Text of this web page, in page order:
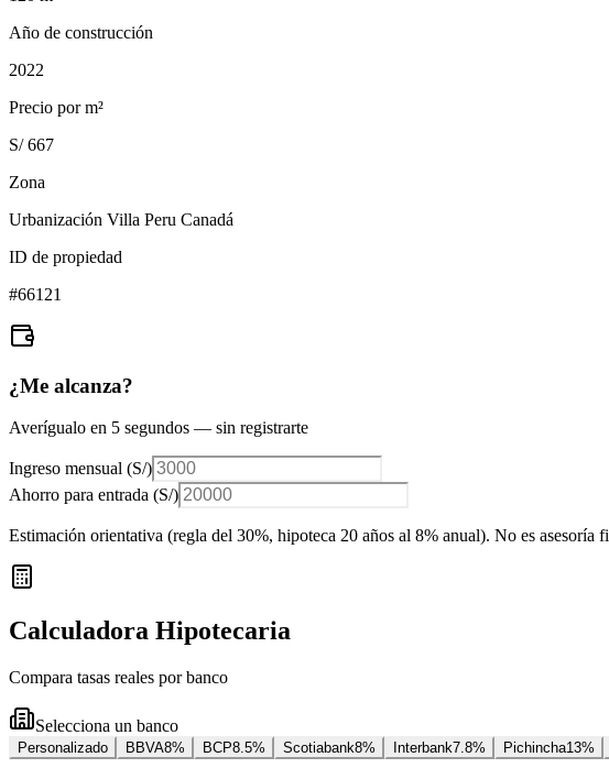
Año de construcción
2022
Precio por m²
S/ 667
Zona
Urbanización Villa Peru Canadá
ID de propiedad
#66121
¿Me alcanza?
Averígualo en 5 segundos — sin registrarte
Ingreso mensual (S/)
Ahorro para entrada (S/)
Estimación orientativa (regla del 30%, hipoteca 20 años al 8% anual). No es asesoría
Calculadora Hipotecaria
Compara tasas reales por banco
Selecciona un banco
Personalizado BBVA8% BCP8.5% Scotiabank8% Interbank7.8% Pichincha13%